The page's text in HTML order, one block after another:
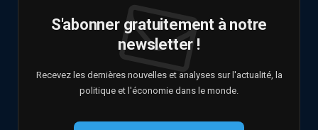
S'abonner gratuitement à notre
newsletter !
Recevez les dernières nouvelles et analyses sur l'actualité, la
politique et l'économie dans le monde.